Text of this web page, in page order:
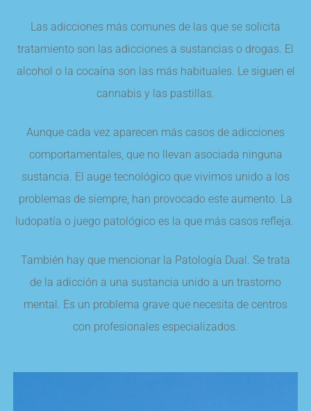
Las adicciones más comunes de las que se solicita
tratamiento son las adicciones a sustancias o drogas. El
alcohol o la cocaína son las más habituales. Le siguen el
cannabis y las pastillas.
Aunque cada vez aparecen más casos de adicciones
comportamentales, que no llevan asociada ninguna
sustancia. El auge tecnológico que vivimos unido a los
problemas de siempre, han provocado este aumento. La
ludopatía o juego patológico es la que más casos refleja.
También hay que mencionar la Patología Dual. Se trata
de la adicción a una sustancia unido a un trastorno
mental. Es un problema grave que necesita de centros
con profesionales especializados.